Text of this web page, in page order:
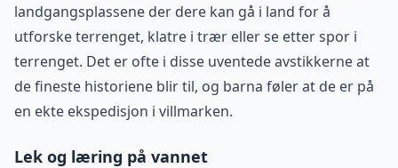
landgangsplassene der dere kan gå i land for å
utforske terrenget, klatre i trær eller se etter spor i
terrenget. Det er ofte i disse uventede avstikkerne at
de fineste historiene blir til, og barna føler at de er på
en ekte ekspedisjon i villmarken.
Lek og læring på vannet